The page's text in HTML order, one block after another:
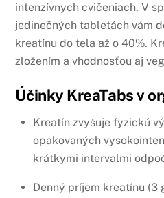
intenzívnych cvičeniach. V
jedinečných tabletách vám
kreatínu do tela až o 40%.
zložením a vhodnosťou aj
Účinky KreaTabs v
Kreatín zvyšuje fyzickú
opakovaných
krátkymi intervalmi
Denný príjem kreatínu (3